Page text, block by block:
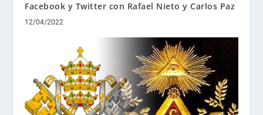
Facebook y Twitter con Rafael Nieto y Carlos Paz
12/04/2022